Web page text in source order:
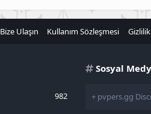
Bize Ulaşın Kullanım Sözleşmesi
982
Sosyal
+ pvpers.gg